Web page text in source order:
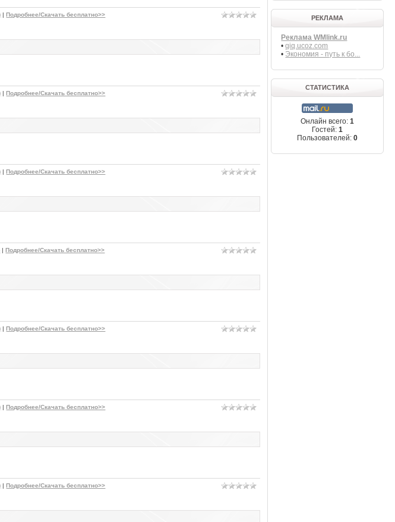
|Подробнее/Скачать бесплатно>>
|Подробнее/Скачать бесплатно>>
|Подробнее/Скачать бесплатно>>
|Подробнее/Скачать бесплатно>>
|Подробнее/Скачать бесплатно>>
|Подробнее/Скачать бесплатно>>
|Подробнее/Скачать бесплатно>>
РЕКЛАМА
Реклама WMlink.ru
•qiq.ucoz.com
• Экономия - путь к бо...
СТАТИСТИКА
Онлайн всего:1
Гостей:1
Пользователей:0